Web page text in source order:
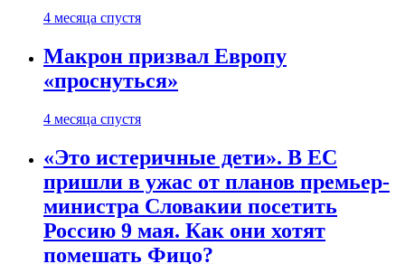
4 месяца спустя
Макрон призвал Европу
«проснуться»
4 месяца спустя
«Это истеричные дети». В ЕС
пришли в ужас от планов премьер-
министра Словакии посетить
Россию 9 мая. Как они хотят
помешать Фицо?